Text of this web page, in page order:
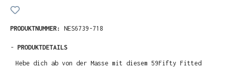
PRODUKTNUMMER: NES6739-718
- PRODUKTDETAILS
Hebe dich ab von der Masse mit diesem 59Fifty Fitted